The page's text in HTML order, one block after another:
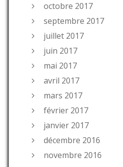
octobre 2017
septembre 2017
juillet 2017
juin 2017
mai 2017
avril 2017
mars 2017
février 2017
janvier 2017
décembre 2016
novembre 2016